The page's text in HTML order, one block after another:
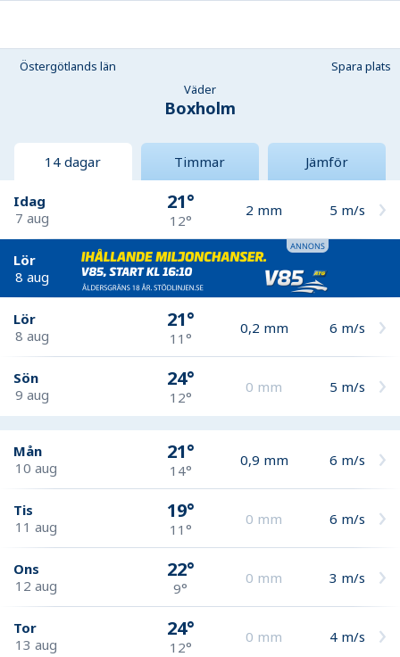
Östergötlands län
Spara plats
Väder
Boxholm
14 dagar Timmar Jämför
Idag
7 aug
21°
12°
2 mm 5 m/s
Lör
8 aug
Lör
8 aug
21°
11°
0,2 mm 6 m/s
Sön
9 aug
24°
12°
0 mm 5 m/s
Mån
10 aug
21°
14°
0,9 mm 6 m/s
Tis
11 aug
19°
11°
0 mm 6 m/s
Ons
12 aug
22°
9°
0 mm 3 m/s
Tor
13 aug
24°
12°
0 mm 4 m/s